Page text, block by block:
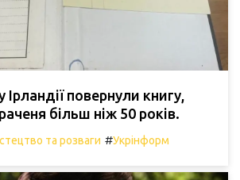
Ірландії повернули книгу,
більш ніж 50 років.
та розваги #Укрінформ